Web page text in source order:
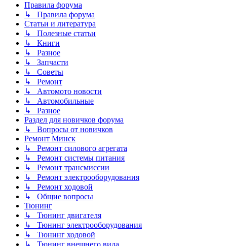
Правила форума
↳ Правила форума
Статьи и литература
↳ Полезные статьи
↳ Книги
↳ Разное
↳ Запчасти
↳ Советы
↳ Ремонт
↳ Автомото новости
↳ Автомобильные
↳ Разное
Раздел для новичков форума
↳ Вопросы от новичков
Ремонт Минск
↳ Ремонт силового агрегата
↳ Ремонт системы питания
↳ Ремонт трансмиссии
↳ Ремонт электрооборудования
↳ Ремонт ходовой
↳ Общие вопросы
Тюнинг
↳ Тюнинг двигателя
↳ Тюнинг электрооборудования
↳ Тюнинг ходовой